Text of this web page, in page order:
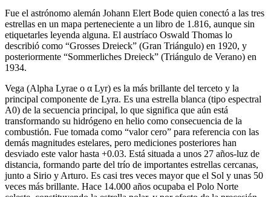
Fue el astrónomo alemán Johann Elert Bode quien conectó a las tres
estrellas en un mapa perteneciente a un libro de 1.816, aunque sin
etiquetarles leyenda alguna. El austríaco Oswald Thomas lo
describió como “Grosses Dreieck” (Gran Triángulo) en 1920, y
posteriormente “Sommerliches Dreieck” (Triángulo de Verano) en
1934.
Vega (Alpha Lyrae o α Lyr) es la más brillante del terceto y la
principal componente de Lyra. Es una estrella blanca (tipo espectral
A0) de la secuencia principal, lo que significa que aún está
transformando su hidrógeno en helio como consecuencia de la
combustión. Fue tomada como “valor cero” para referencia con las
demás magnitudes estelares, pero mediciones posteriores han
desviado este valor hasta +0.03. Está situada a unos 27 años-luz de
distancia, formando parte del trío de importantes estrellas cercanas,
junto a Sirio y Arturo. Es casi tres veces mayor que el Sol y unas 50
veces más brillante. Hace 14.000 años ocupaba el Polo Norte